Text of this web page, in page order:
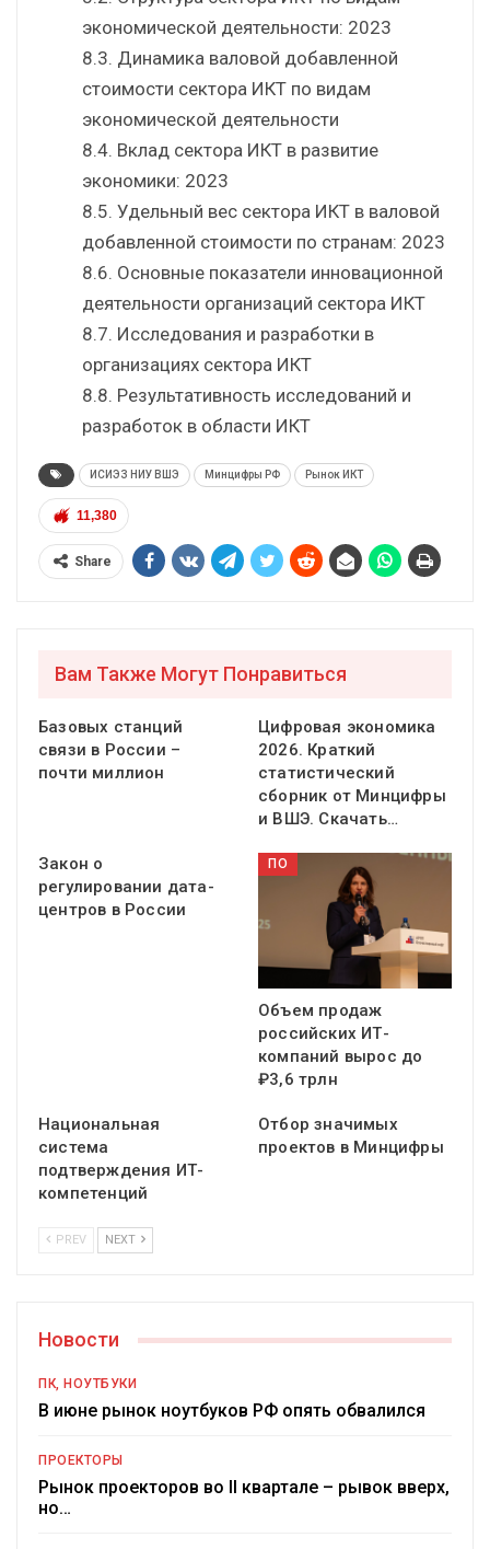
экономической деятельности: 2023
8.3. Динамика валовой добавленной
стоимости сектора ИКТ по видам
экономической деятельности
8.4. Вклад сектора ИКТ в развитие
экономики: 2023
8.5. Удельный вес сектора ИКТ в валовой
добавленной стоимости по странам: 2023
8.6. Основные показатели инновационной
деятельности организаций сектора ИКТ
8.7. Исследования и разработки в
организациях сектора ИКТ
8.8. Результативность исследований и
разработок в области ИКТ
ИСИЭЗ НИУ ВШЭ Минцифры РФ Рынок ИКТ
11,380
Share
Вам Также Могут Понравиться
Базовых станций
связи в России –
почти миллион
Цифровая экономика
2026. Краткий
статистический
сборник от Минцифры
и ВШЭ. Скачать…
Закон о
регулировании дата-
центров в России
ПО
Объем продаж
российских ИТ-
компаний вырос до
₽3,6 трлн
Национальная
система
подтверждения ИТ-
компетенций
Отбор значимых
проектов в Минцифры
PREV NEXT
Новости
ПК, НОУТБУКИ
В июне рынок ноутбуков РФ опять обвалился
ПРОЕКТОРЫ
Рынок проекторов во II квартале – рывок вверх,
но…